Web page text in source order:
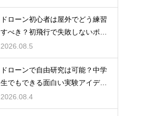
ドローン初心者は屋外でどう練習
すべき？初飛行で失敗しないポイ
ント
2026.08.5
ドローンで自由研究は可能？中学
生でもできる面白い実験アイデア
を紹介
2026.08.4